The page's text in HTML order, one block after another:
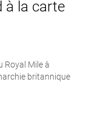
à la carte
Royal Mile à
britannique